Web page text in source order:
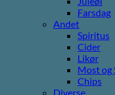
Farsdag
Andet
Spiritus
Cider
Likør
Most og
Chips
Diverse